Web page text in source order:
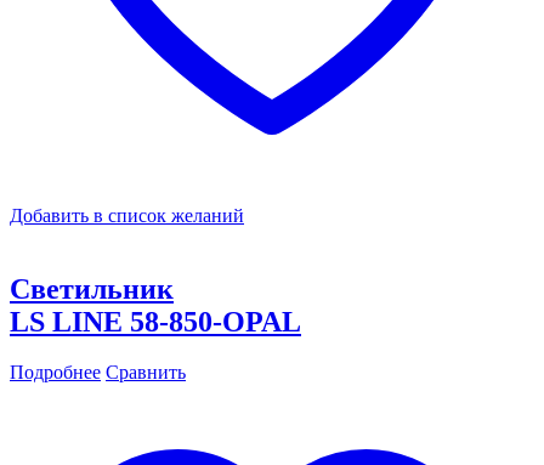
Добавить в список желаний
Светильник
LS LINE 58-850-OPAL
Подробнее Сравнить